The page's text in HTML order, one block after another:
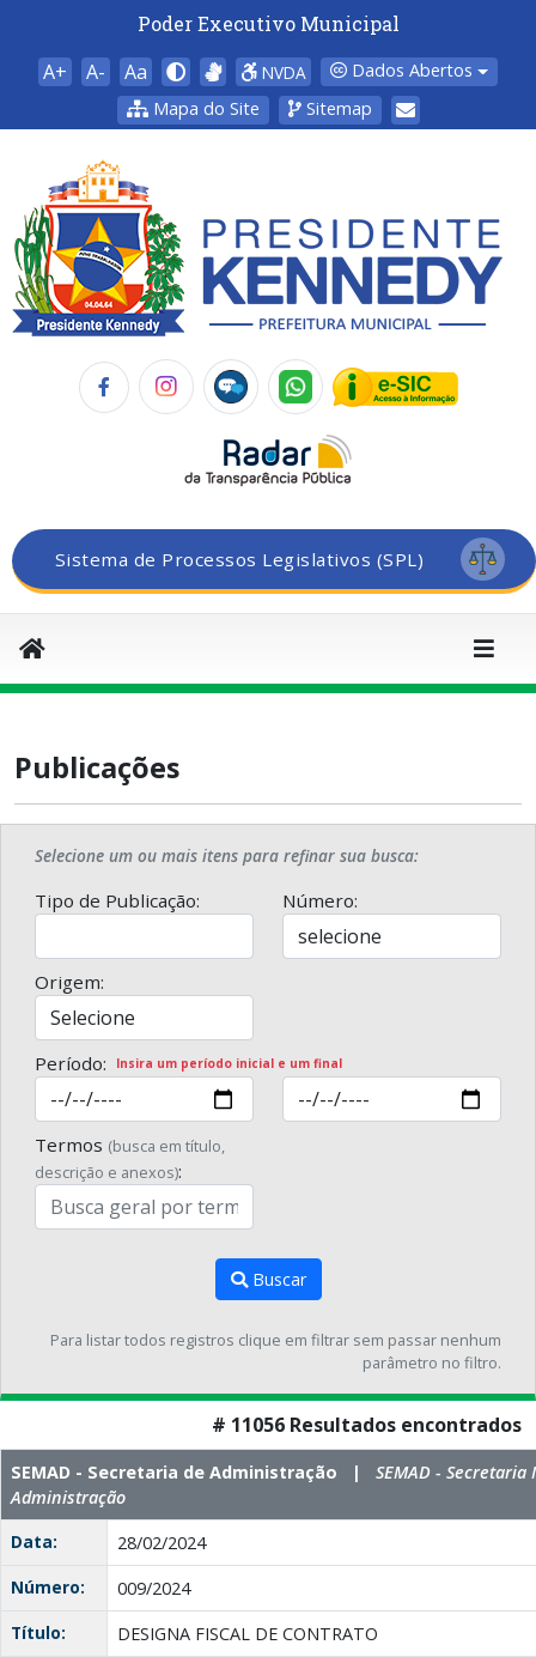
Poder Executivo Municipal
A+ A- Aa NVDA
Dados Abertos
Mapa do Site
Sitemap
Sistema de Processos Legislativos (SPL)
Publicações
Selecione um ou mais itens para refinar sua busca:
Tipo de Publicação: Número:
Origem:
Período: Insira um período inicial e um final
Termos (busca em título,
descrição e anexos):
Buscar
Para listar todos registros clique em filtrar sem passar nenhum
parâmetro no filtro.
# 11056 Resultados encontrados
SEMAD - Secretaria de Administração | SEMAD -
Administração
Data:
28/02/2024
Número:
009/2024
Título:
DESIGNA FISCAL DE CONTRATO